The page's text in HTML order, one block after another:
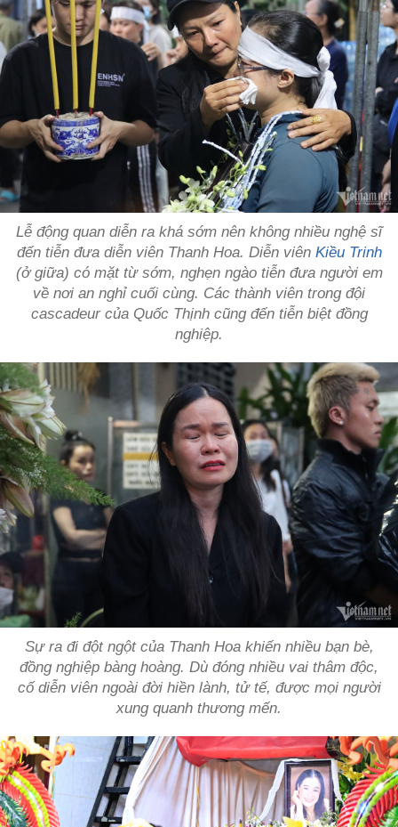
Lễ động quan diễn ra khá sớm nên không nhiều nghệ sĩ
đến tiễn đưa diễn viên Thanh Hoa. Diễn viên Kiều Trinh
(ở giữa) có mặt từ sớm, nghẹn ngào tiễn đưa người em
về nơi an nghỉ cuối cùng. Các thành viên trong đội
cascadeur của Quốc Thịnh cũng đến tiễn biệt đồng
nghiệp.
Sự ra đi đột ngột của Thanh Hoa khiến nhiều bạn bè,
đồng nghiệp bàng hoàng. Dù đóng nhiều vai thâm độc,
cố diễn viên ngoài đời hiền lành, tử tế, được mọi người
xung quanh thương mến.